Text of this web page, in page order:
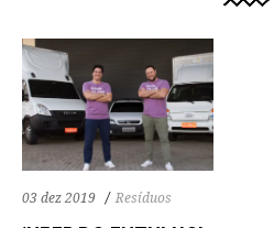
03 dez 2019 Resíduos